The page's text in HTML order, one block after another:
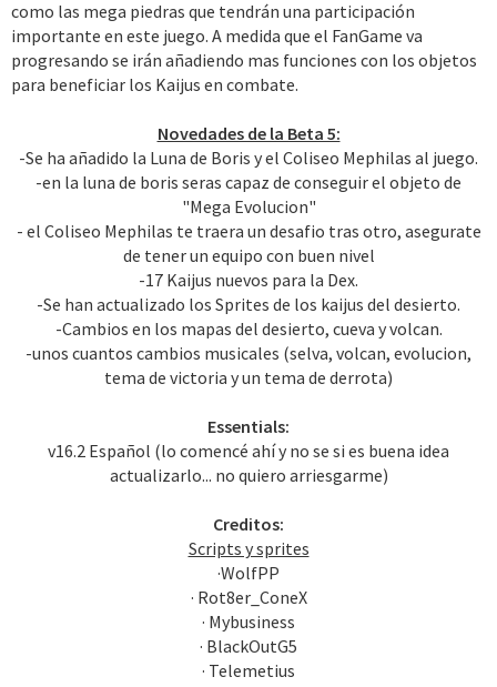
como las mega piedras que tendrán una participación
importante en este juego. A medida que el FanGame va
progresando se irán añadiendo mas funciones con los objetos
para beneficiar los Kaijus en combate.
Novedades de la Beta 5:
-Se ha añadido la Luna de Boris y el Coliseo Mephilas al juego.
-en la luna de boris seras capaz de conseguir el objeto de
"Mega Evolucion"
- el Coliseo Mephilas te traera un desafio tras otro, asegurate
de tener un equipo con buen nivel
-17 Kaijus nuevos para la Dex.
-Se han actualizado los Sprites de los kaijus del desierto.
-Cambios en los mapas del desierto, cueva y volcan.
-unos cuantos cambios musicales (selva, volcan, evolucion,
tema de victoria y un tema de derrota)
Essentials:
v16.2 Español (lo comencé ahí y no se si es buena idea
actualizarlo... no quiero arriesgarme)
Creditos:
Scripts y sprites
·WolfPP
· Rot8er_ConeX
· Mybusiness
· BlackOutG5
· Telemetius